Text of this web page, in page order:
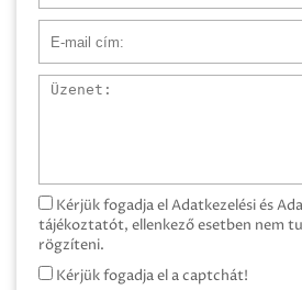
Üzenet
Kérjük fogadja el Adatkezelési és
tájékoztatót, ellenkező esetben nem
rögzíteni.
Kérjük fogadja el a captchát!